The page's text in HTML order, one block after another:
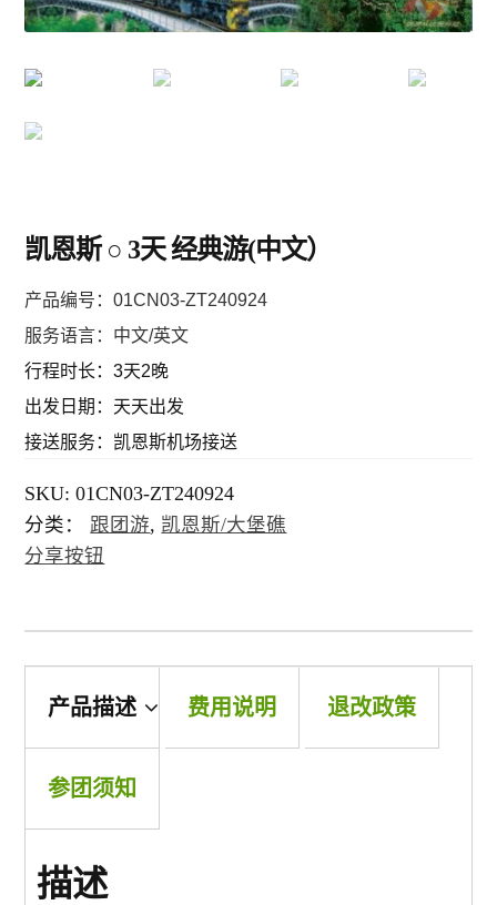
环球
美州/美加
新西兰
中東/非洲
景点
邮轮
跟團遊(中國）
三峡遊輪
郵輪 (中國）
凯恩斯 ○ 3天 经典游(中文）
产品编号：01CN03-ZT240924
服务语言：中文/英文
行程时长：3天2晚
出发日期：天天出发
接送服务：凯恩斯机场接送
SKU:01CN03-ZT240924
分类：跟团游, 凯恩斯/大堡礁
分享按钮
产品描述 费用说明 退改政策
参团须知
描述